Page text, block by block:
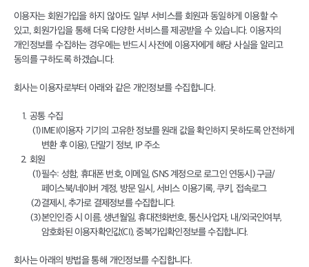
이용자는 회원가입을 하지 않아도 일부 서비스를 회원과 동일하게 이용할 수
있고, 회원가입을 통해 더욱 다양한 서비스를 제공받을 수 있습니다. 이용자의
개인정보를 수집하는 경우에는 반드시 사전에 이용자에게 해당 사실을 알리고
동의를 구하도록 하겠습니다.
회사는 이용자로부터 아래와 같은 개인정보를 수집합니다.
공통 수집
IMEI(이용자 기기의 고유한 정보를 원래 값을 확인하지 못하도록 안전하게
변환 후 이용), 단말기 정보, IP 주소
회원
필수: 성함, 휴대폰 번호, 이메일, (SNS 계정으로 로그인 연동시) 구글/
페이스북/네이버 계정, 방문 일시, 서비스 이용기록, 쿠키, 접속로그
결제시, 추가로 결제정보를 수집합니다.
본인인증 시 이름, 생년월일, 휴대전화번호, 통신사업자, 내/외국인여부,
암호화된 이용자확인값(CI), 중복가입확인정보를 수집합니다.
회사는 아래의 방법을 통해 개인정보를 수집합니다.